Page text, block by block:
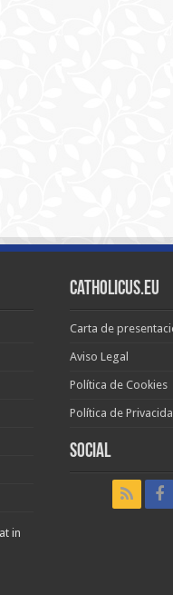
in
Catholicus.eu
Carta de
Aviso Legal
Política de Cookies
Política de
Social